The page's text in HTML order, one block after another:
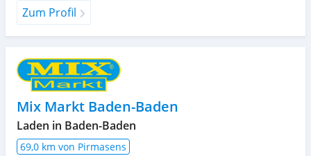
Zum Profil
Mix Markt Baden-Baden
Laden in Baden-Baden
69,0 km von Pirmasens